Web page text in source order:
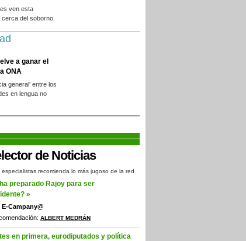
ven esta
del soborno.
a ganar el
ONA
general' entre los
en lengua no
recomienda lo más jugoso de la red
preparado Rajoy para ser
»
E-Campany@
ALBERT MEDRÁN
en primera, eurodiputados y política